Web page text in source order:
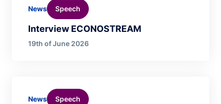
Interview ECONOSTREAM
News Speech
19th of June 2026
News Speech